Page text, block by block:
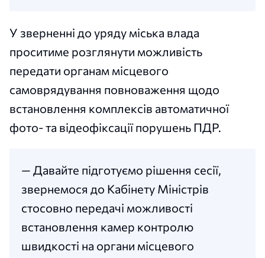
У зверненні до уряду міська влада
проситиме розглянути можливість
передати органам місцевого
самоврядування повноваження щодо
встановлення комплексів автоматичної
фото- та відеофіксації порушень ПДР.
— Давайте підготуємо рішення сесії,
звернемося до Кабінету Міністрів
стосовно передачі можливості
встановлення камер контролю
швидкості на органи місцевого